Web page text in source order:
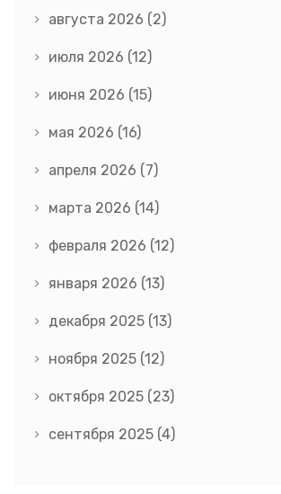
августа 2026 (2)
июля 2026 (12)
июня 2026 (15)
мая 2026 (16)
апреля 2026 (7)
марта 2026 (14)
февраля 2026 (12)
января 2026 (13)
декабря 2025 (13)
ноября 2025 (12)
октября 2025 (23)
сентября 2025 (4)